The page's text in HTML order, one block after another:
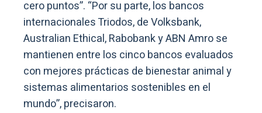
cero puntos”. “Por su parte, los bancos
internacionales Triodos, de Volksbank,
Australian Ethical, Rabobank y ABN Amro se
mantienen entre los cinco bancos evaluados
con mejores prácticas de bienestar animal y
sistemas alimentarios sostenibles en el
mundo”, precisaron.